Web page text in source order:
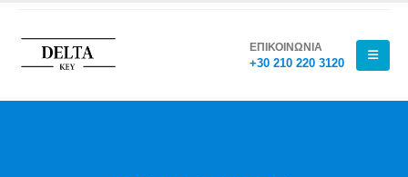
ΕΠΙΚΟΙΝΩΝΙΑ
+30 210 220 3120